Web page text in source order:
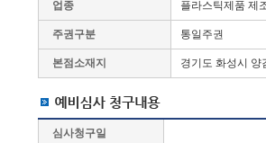
업종 플라스틱제품 제
주권구분 통일주권
본점소재지 경기도 화성시
심사청구일